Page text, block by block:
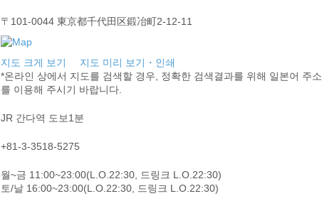
〒101-0044 東京都千代田区鍛冶町2-12-11
지도 크게 보기
지도 미리 보기・인쇄
*온라인 상에서 지도를 검색할 경우, 정확한 검색결과를 위해 일본어 주소
를 이용해 주시기 바랍니다.
JR 간다역 도보1분
+81-3-3518-5275
월~금 11:00~23:00(L.O.22:30, 드링크 L.O.22:30)
토/날 16:00~23:00(L.O.22:30, 드링크 L.O.22:30)